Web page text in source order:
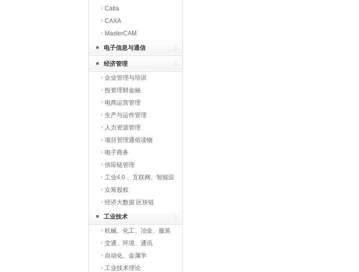
Catia
CAXA
MasterCAM
电子信息与通信
经济管理
企业管理与培训
投资理财金融
电商运营管理
生产与运作管理
人力资源管理
项目管理通俗读物
电子商务
供应链管理
工业4.0 、互联网、智能应
用众筹股权
经济大数据 区块链
工业技术
机械、化工、冶金、服装
交通、环境、通讯
自动化、金属学
工业技术理论